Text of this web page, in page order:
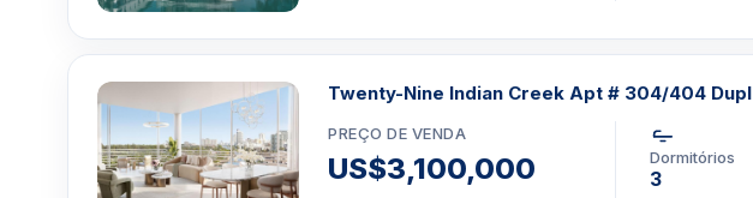
Twenty-Nine Indian Creek Apt # 304/404 Dupl
PREÇO DE VENDA
US$3,100,000 Dormitórios
3